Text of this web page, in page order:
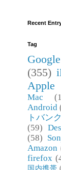
Recent
Tag
Google
(355)
Apple
Mac
Android
トバンク
(59)
(58)
Amazon
firefox
国内携帯